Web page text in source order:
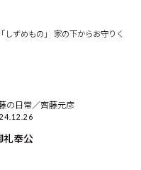
ずめもの」 家の下からお守りく
の日常／齊藤元彦
礼奉公